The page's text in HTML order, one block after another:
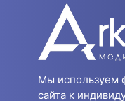
Мы используем
сайта к